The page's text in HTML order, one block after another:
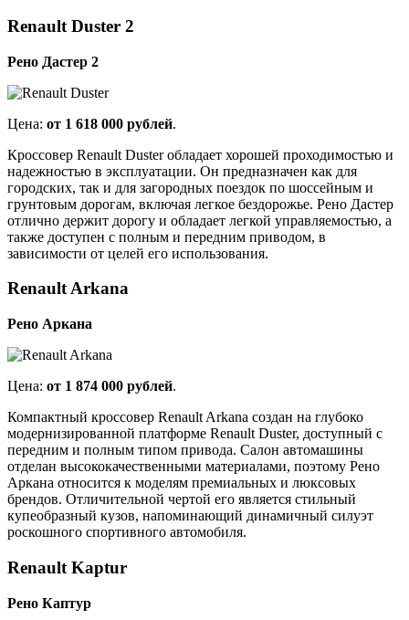
Renault Duster 2
Рено Дастер 2
Цена: от 1 618 000 рублей.
Кроссовер Renault Duster обладает хорошей проходимостью и
надежностью в эксплуатации. Он предназначен как для
городских, так и для загородных поездок по шоссейным и
грунтовым дорогам, включая легкое бездорожье. Рено Дастер
отлично держит дорогу и обладает легкой управляемостью, а
также доступен с полным и передним приводом, в
зависимости от целей его использования.
Renault Arkana
Рено Аркана
Цена: от 1 874 000 рублей.
Компактный кроссовер Renault Arkana создан на глубоко
модернизированной платформе Renault Duster, доступный с
передним и полным типом привода. Салон автомашины
отделан высококачественными материалами, поэтому Рено
Аркана относится к моделям премиальных и люксовых
брендов. Отличительной чертой его является стильный
купеобразный кузов, напоминающий динамичный силуэт
роскошного спортивного автомобиля.
Renault Kaptur
Рено Каптур